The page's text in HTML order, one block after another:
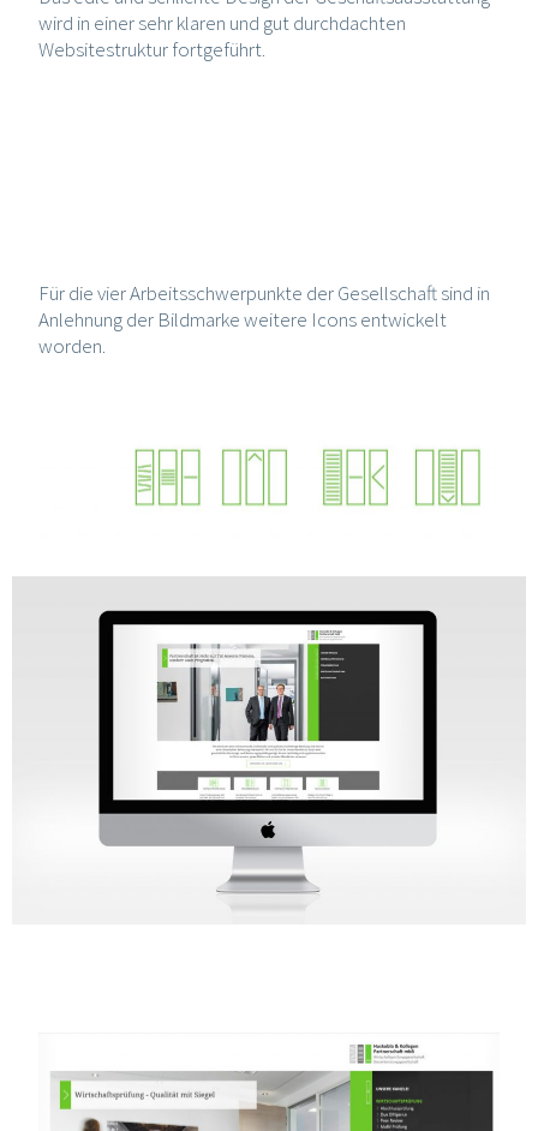
wird in einer sehr klaren und gut durchdachten
Websitestruktur fortgeführt.
Für die vier Arbeitsschwerpunkte der Gesellschaft sind in
Anlehnung der Bildmarke weitere Icons entwickelt
worden.